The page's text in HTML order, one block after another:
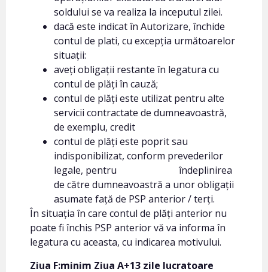
soldului se va realiza la inceputul zilei.
dacă este indicat în Autorizare, închide
contul de plati, cu excepția următoarelor
situații:
aveți obligații restante în legatura cu
contul de plăți în cauză;
contul de plăți este utilizat pentru alte
servicii contractate de dumneavoastră,
de exemplu, credit
contul de plăți este poprit sau
indisponibilizat, conform prevederilor
legale, pentru îndeplinirea
de către dumneavoastră a unor obligații
asumate față de PSP anterior / terți.
În situația în care contul de plăți anterior nu
poate fi închis PSP anterior vă va informa în
legatura cu aceasta, cu indicarea motivului.
Ziua F:minim Ziua A+13 zile lucratoare